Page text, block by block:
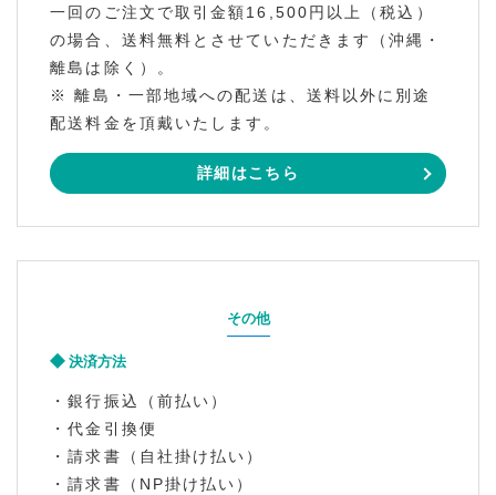
一回のご注文で取引金額16,500円以上（税込）
の場合、送料無料とさせていただきます（沖縄・
離島は除く）。
※ 離島・一部地域への配送は、送料以外に別途
配送料金を頂戴いたします。
詳細はこちら
その他
決済方法
・銀行振込（前払い）
・代金引換便
・請求書（自社掛け払い）
・請求書（NP掛け払い）